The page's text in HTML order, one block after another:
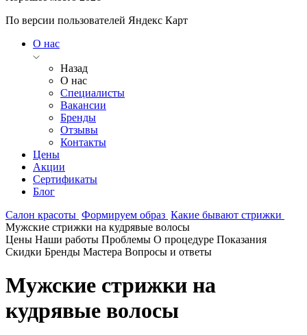
По версии пользователей Яндекс Карт
О нас
Назад
О нас
Специалисты
Вакансии
Бренды
Отзывы
Контакты
Цены
Акции
Сертификаты
Блог
Салон красоты Формируем образ Какие бывают стрижки
Мужские стрижки на кудрявые волосы
Цены Наши работы Проблемы О процедуре Показания
Скидки Бренды Мастера Вопросы и ответы
Мужские стрижки на
кудрявые волосы